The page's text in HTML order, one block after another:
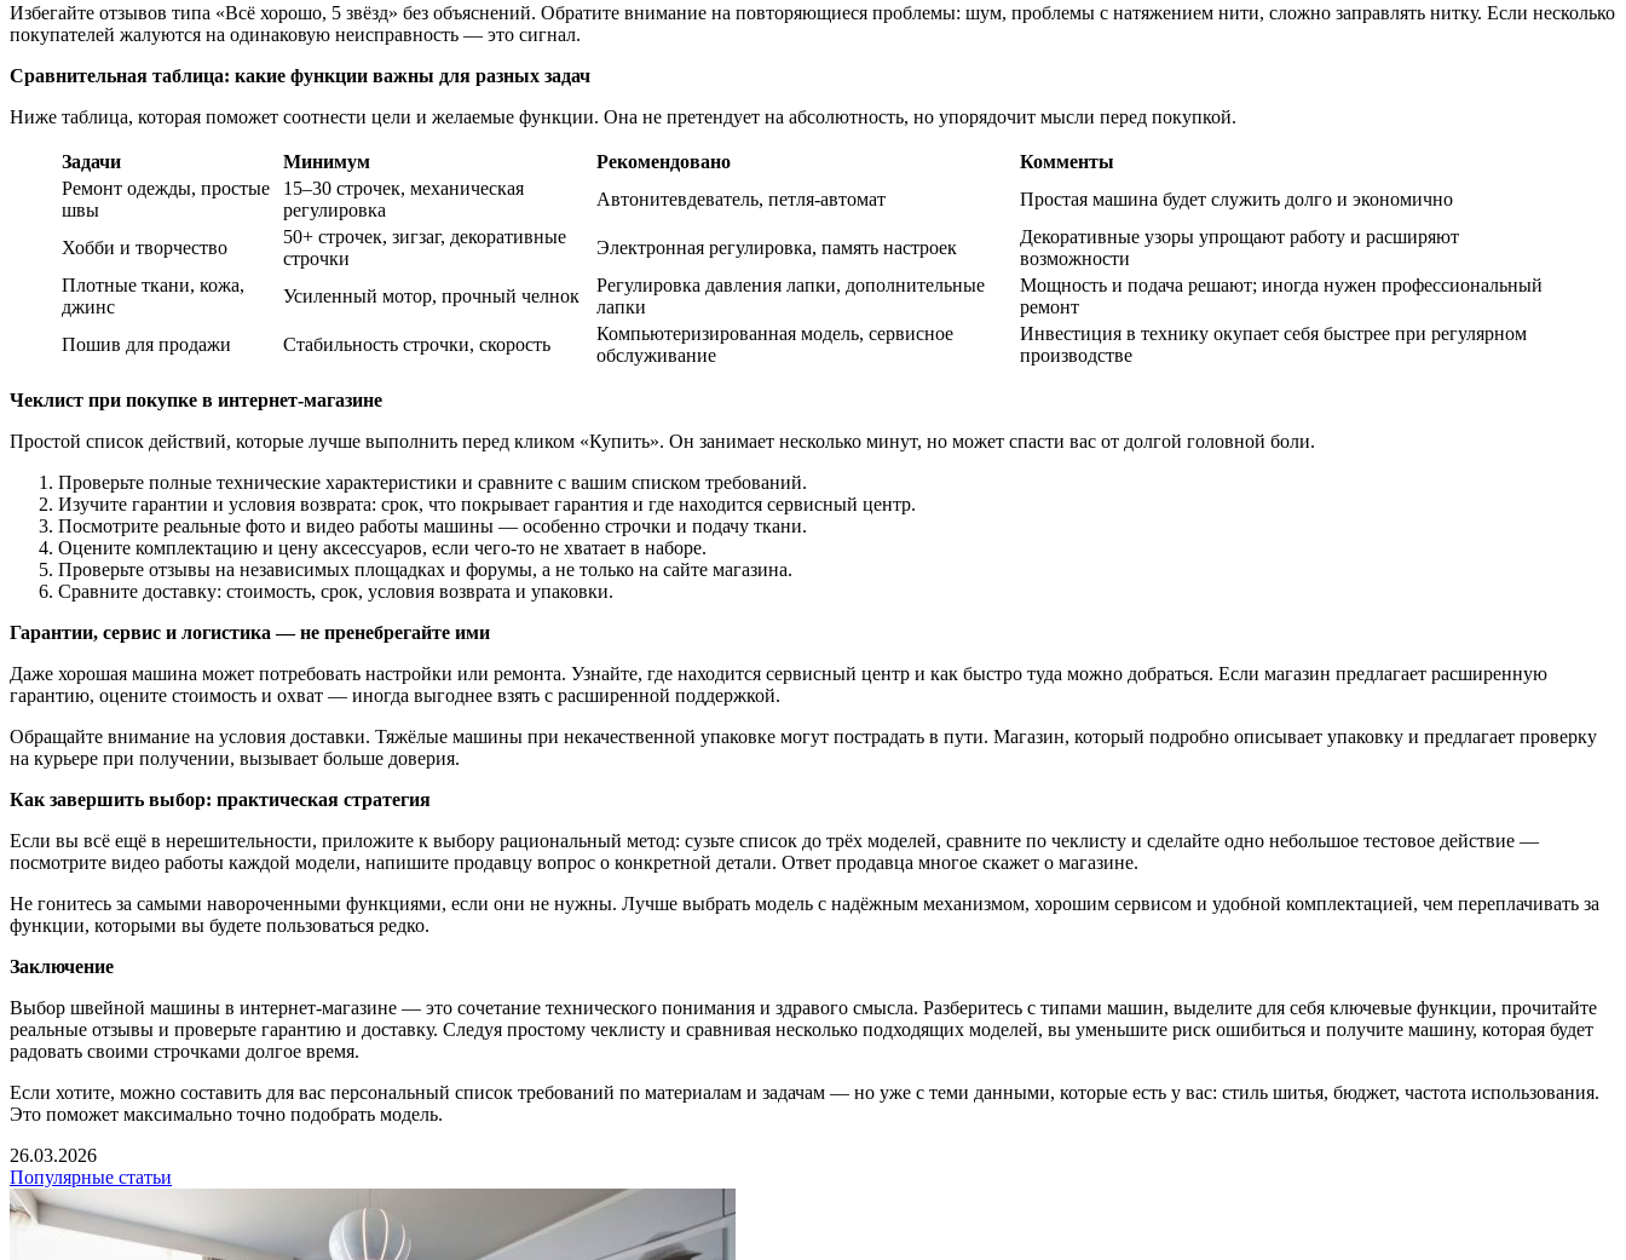
Избегайте отзывов типа «Всё хорошо, 5 звёзд» без объяснений. Обратите внимание на повторяющиеся проблемы: шум, проблемы с натяжением нити, сложно заправлять нитку. Если несколько
покупателей жалуются на одинаковую неисправность — это сигнал.
Сравнительная таблица: какие функции важны для разных задач
Ниже таблица, которая поможет соотнести цели и желаемые функции. Она не претендует на абсолютность, но упорядочит мысли перед покупкой.
Задачи Минимум Рекомендовано
Комменты
Ремонт одежды, простые
швы
15–30 строчек, механическая
регулировка
Автонитевдеватель, петля-автомат Простая машина будет служить долго и экономично
Хобби и творчество
50+ строчек, зигзаг, декоративные
строчки
Электронная регулировка, память настроек
Декоративные узоры упрощают работу и расширяют
возможности
Плотные ткани, кожа,
джинс
Усиленный мотор, прочный челнок
Регулировка давления лапки, дополнительные
лапки
Мощность и подача решают; иногда нужен профессиональный
ремонт
Пошив для продажи
Стабильность строчки, скорость
Компьютеризированная модель, сервисное
обслуживание
Инвестиция в технику окупает себя быстрее при регулярном
производстве
Чеклист при покупке в интернет-магазине
Простой список действий, которые лучше выполнить перед кликом «Купить». Он занимает несколько минут, но может спасти вас от долгой головной боли.
Проверьте полные технические характеристики и сравните с вашим списком требований.
Изучите гарантии и условия возврата: срок, что покрывает гарантия и где находится сервисный центр.
Посмотрите реальные фото и видео работы машины — особенно строчки и подачу ткани.
Оцените комплектацию и цену аксессуаров, если чего-то не хватает в наборе.
Проверьте отзывы на независимых площадках и форумы, а не только на сайте магазина.
Сравните доставку: стоимость, срок, условия возврата и упаковки.
Гарантии, сервис и логистика — не пренебрегайте ими
Даже хорошая машина может потребовать настройки или ремонта. Узнайте, где находится сервисный центр и как быстро туда можно добраться. Если магазин предлагает расширенную
гарантию, оцените стоимость и охват — иногда выгоднее взять с расширенной поддержкой.
Обращайте внимание на условия доставки. Тяжёлые машины при некачественной упаковке могут пострадать в пути. Магазин, который подробно описывает упаковку и предлагает проверку
на курьере при получении, вызывает больше доверия.
Как завершить выбор: практическая стратегия
Если вы всё ещё в нерешительности, приложите к выбору рациональный метод: сузьте список до трёх моделей, сравните по чеклисту и сделайте одно небольшое тестовое действие —
посмотрите видео работы каждой модели, напишите продавцу вопрос о конкретной детали. Ответ продавца многое скажет о магазине.
Не гонитесь за самыми навороченными функциями, если они не нужны. Лучше выбрать модель с надёжным механизмом, хорошим сервисом и удобной комплектацией, чем переплачивать за
функции, которыми вы будете пользоваться редко.
Заключение
Выбор швейной машины в интернет-магазине — это сочетание технического понимания и здравого смысла. Разберитесь с типами машин, выделите для себя ключевые функции, прочитайте
реальные отзывы и проверьте гарантию и доставку. Следуя простому чеклисту и сравнивая несколько подходящих моделей, вы уменьшите риск ошибиться и получите машину, которая будет
радовать своими строчками долгое время.
Если хотите, можно составить для вас персональный список требований по материалам и задачам — но уже с теми данными, которые есть у вас: стиль шитья, бюджет, частота использования.
Это поможет максимально точно подобрать модель.
26.03.2026
Популярные статьи